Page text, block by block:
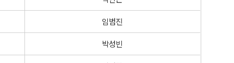
임범진
박성빈